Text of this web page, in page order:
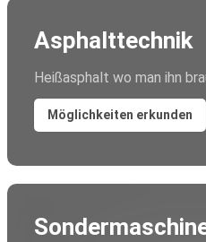
Asphalttechnik
Heißasphalt wo man ihn
Möglichkeiten erkunden